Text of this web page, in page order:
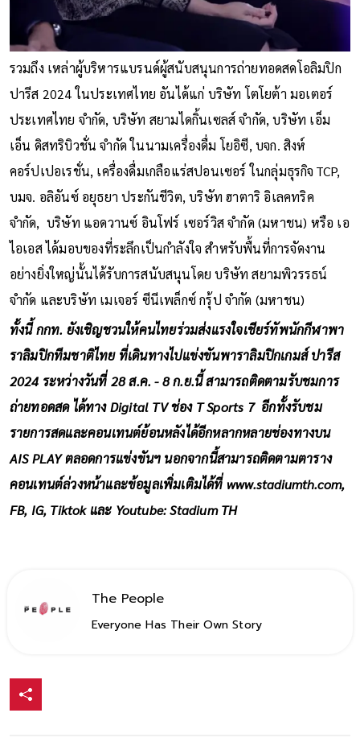
รวมถึง เหล่าผู้บริหารแบรนด์ผู้สนับสนุนการถ่ายทอดสดโอลิมปิก
ปารีส 2024 ในประเทศไทย อันได้แก่ บริษัท โตโยต้า มอเตอร์
ประเทศไทย จำกัด, บริษัท สยามไดกิ้นเซลส์ จำกัด, บริษัท เอ็ม
เอ็น ดิสทริบิวชั่น จำกัด ในนามเครื่องดื่ม โยอิซี, บจก. สิงห์
คอร์ปเปอเรชั่น, เครื่องดื่มเกลือแร่สปอนเซอร์ ในกลุ่มธุรกิจ TCP,
บมจ. อลิอันซ์ อยุธยา ประกันชีวิต, บริษัท ฮาตาริ อิเลคทริค
จำกัด, บริษัท แอดวานซ์ อินโฟร์ เซอร์วิส จำกัด (มหาชน) หรือ เอ
ไอเอส ได้มอบของที่ระลึกเป็นกำลังใจ สำหรับพื้นที่การจัดงาน
อย่างยิ่งใหญ่นั้นได้รับการสนับสนุนโดย บริษัท สยามพิวรรธน์
จำกัด และบริษัท เมเจอร์ ซีนีเพล็กซ์ กรุ้ป จำกัด (มหาชน)
ทั้งนี้ กกท. ยังเชิญชวนให้คนไทยร่วมส่งแรงใจเชียร์ทัพนักกีฬาพา
ราลิมปิกทีมชาติไทย ที่เดินทางไปแข่งขันพาราลิมปิกเกมส์ ปารีส
2024 ระหว่างวันที่ 28 ส.ค. - 8 ก.ย.นี้ สามารถติดตามรับชมการ
ถ่ายทอดสด ได้ทาง Digital TV ช่อง T Sports 7 อีกทั้งรับชม
รายการสดและคอนเทนต์ย้อนหลังได้อีกหลากหลายช่องทางบน
AIS PLAY ตลอดการแข่งขันฯ นอกจากนี้สามารถติดตามตาราง
คอนเทนต์ล่วงหน้าและข้อมูลเพิ่มเติมได้ที่ www.stadiumth.com,
FB, IG, Tiktok และ Youtube: Stadium TH
The People
Everyone Has Their Own Story